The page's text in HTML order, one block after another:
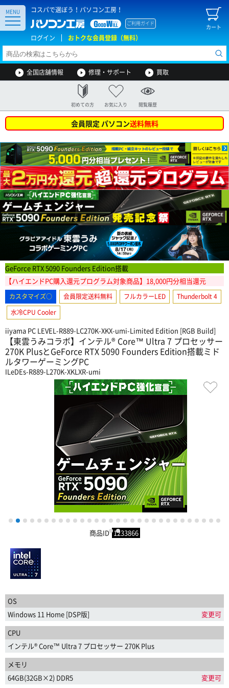
コスパで選ぼう！パソコン工房！
カート
ご利用ガイド
ログイン おトクな会員登録（無料）
MENU
全国店舗情報 修理・サポート 買取
初めての方 お気に入り 閲覧履歴
会員限定 パソコン送料無料
GeForce RTX 5090 Founders Edition搭載
【ハイエンドPC購入還元プログラム対象商品】18,000円分相当還元
カスタマイズ○ 会員限定送料無料 フルカラーLED
Thunderbolt 4
水冷CPU Cooler
iiyama PC LEVEL-R889-LC270K-XKX-umi-Limited Edition [RGB Build]
【東雲うみコラボ】インテル® Core™ Ultra 7 プロセッサー
270K PlusとGeForce RTX 5090 Founders Edition搭載ミド
ルタワーゲーミングPC
ILeDEs-R889-L270K-XKLXR-umi
1 2 3 4 5 6 7 8 9 10 11 12 13 14 15 16 17 18 19 20 21 22 23 24 25 26 27 28 29
3132
商品ID 1233866
OS
Windows 11 Home [DSP版]
変更可
CPU
インテル® Core™ Ultra 7 プロセッサー 270K Plus
メモリ
64GB(32GB×2) DDR5
変更可